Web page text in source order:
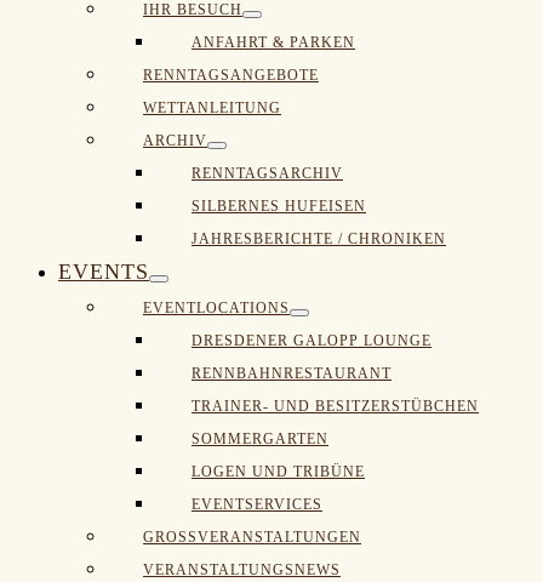
IHR BESUCH
Schalter
ANFAHRT & PARKEN
RENNTAGSANGEBOTE
WETTANLEITUNG
ARCHIV
Schalter
RENNTAGSARCHIV
SILBERNES HUFEISEN
JAHRESBERICHTE / CHRONIKEN
EVENTS
Menü-
Schalter
EVENTLOCATIONS
Schalter
DRESDENER GALOPP LOUNGE
RENNBAHNRESTAURANT
TRAINER- UND BESITZERSTÜBCHEN
SOMMERGARTEN
LOGEN UND TRIBÜNE
EVENTSERVICES
GROSSVERANSTALTUNGEN
VERANSTALTUNGSNEWS